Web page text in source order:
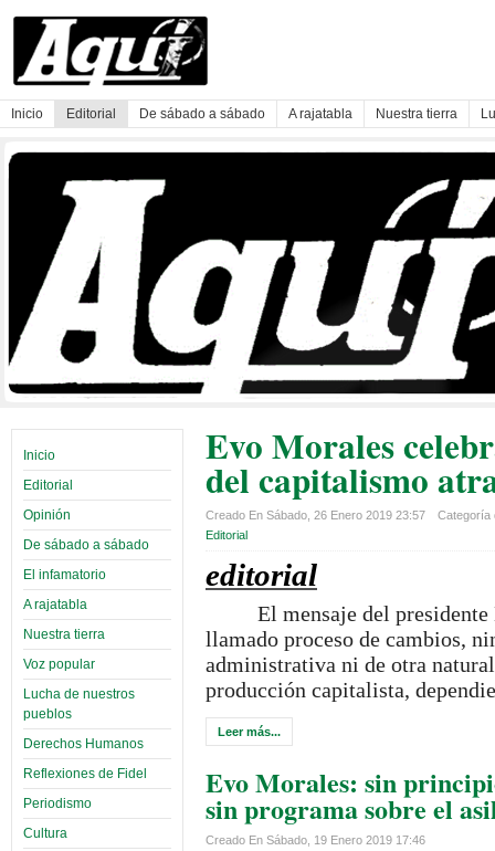
Inicio Editorial De sábado a sábado A rajatabla Nuestra tierra
Inicio
Editorial
Opinión
De sábado a sábado
El infamatorio
A rajatabla
Nuestra tierra
Voz popular
Lucha de nuestros
pueblos
Derechos Humanos
Reflexiones de Fidel
Periodismo
Cultura
Evo Morales
del capitalismo
Creado En Sábado, 26 Enero 2019 23:57
Categoría
Editorial
editorial
El mensaje del
llamado proceso de cambios,
administrativa ni de otra
producción capitalista,
Leer más...
Evo Morales: sin
sin programa sobre el
Creado En Sábado, 19 Enero 2019 17:46